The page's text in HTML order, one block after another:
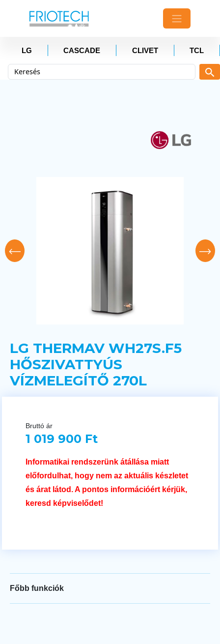
LG CASCADE CLIVET TCL
LG THERMAV WH27S.F5
HŐSZIVATTYÚS
VÍZMELEGÍTŐ 270L
Bruttó ár
1 019 900 Ft
Informatikai rendszerünk átállása miatt
előfordulhat, hogy nem az aktuális készletet
és árat látod. A pontos információért kérjük,
keresd képviselődet!
Főbb funkciók